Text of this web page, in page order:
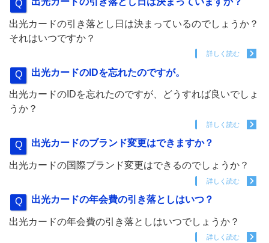
出光カードの引き落とし日は決まっているのでしょうか？
それはいつですか？
詳しく読む
出光カードのIDを忘れたのですが。
出光カードのIDを忘れたのですが、どうすれば良いでしょ
うか？
詳しく読む
出光カードのブランド変更はできますか？
出光カードの国際ブランド変更はできるのでしょうか？
詳しく読む
出光カードの年会費の引き落としはいつ？
出光カードの年会費の引き落としはいつでしょうか？
詳しく読む